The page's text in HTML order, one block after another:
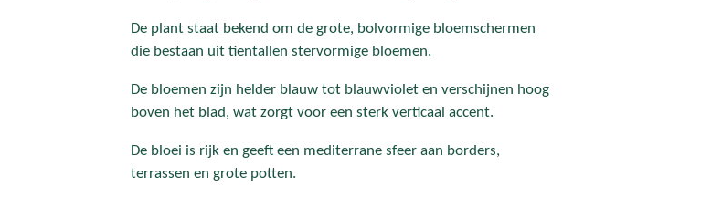
De plant staat bekend om de grote, bolvormige bloemschermen
die bestaan uit tientallen stervormige bloemen.
De bloemen zijn helder blauw tot blauwviolet en verschijnen hoog
boven het blad, wat zorgt voor een sterk verticaal accent.
De bloei is rijk en geeft een mediterrane sfeer aan borders,
terrassen en grote potten.